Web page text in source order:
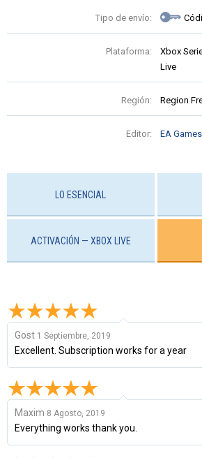
Tipo de envío:
Plataforma:
Xbox
Live
Región: Region
Editor: EA Games
LO ESENCIAL
ACTIVACIÓN — XBOX LIVE
Gost 1 Septiembre, 2019
Excellent. Subscription works for a year
Maxim 8 Agosto, 2019
Everything works thank you.